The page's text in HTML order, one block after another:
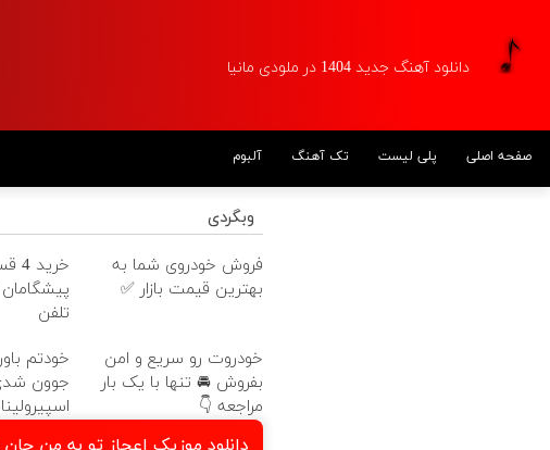
دانلود آهنگ جدید 1404 در ملودی مانیا
صفحه اصلی پلی لیست تک آهنگ آلبوم
وبگردی
فروش خودروی شما به
بهترین قیمت بازار ✅
تلفن
خودروت رو سریع و امن
بفروش 🚘 تنها با یک بار
مراجعه 👇
خودتم
جوون